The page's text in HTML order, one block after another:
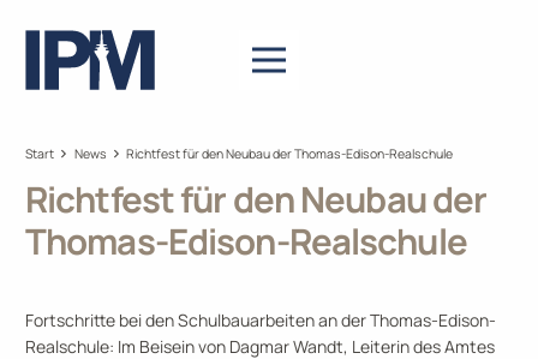
Start News Richtfest für den Neubau der Thomas-Edison-Realschule
Richtfest für den Neubau der
Thomas-Edison-Realschule
Fortschritte bei den Schulbauarbeiten an der Thomas-Edison-
Realschule: Im Beisein von Dagmar Wandt, Leiterin des Amtes